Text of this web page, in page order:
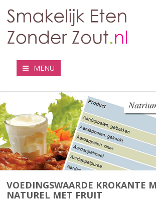
MENU
VOEDINGSWAARDE KROKANTE
NATUREL MET FRUIT